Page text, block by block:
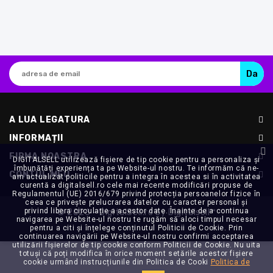
A LUA LEGATURA
INFORMAȚII
FIRMA NOASTRA
CONTUL MEU
© 2026 - DigitalSell.ro by Digitalsell™
DIGITALSELL utilizează fişiere de tip cookie pentru a personaliza și
îmbunătăți experiența ta pe Website-ul nostru. Te informăm că ne-
am actualizat politicile pentru a integra în acestea si în activitatea
curentă a digitalsell.ro cele mai recente modificări propuse de
Regulamentul (UE) 2016/679 privind protecția persoanelor fizice în
ceea ce privește prelucrarea datelor cu caracter personal și
privind libera circulație a acestor date. Înainte de a continua
navigarea pe Website-ul nostru te rugăm să aloci timpul necesar
pentru a citi și înțelege conținutul Politicii de Cookie. Prin
continuarea navigării pe Website-ul nostru confirmi acceptarea
utilizării fişierelor de tip cookie conform Politicii de Cookie. Nu uita
totuși că poți modifica în orice moment setările acestor fişiere
cookie urmând instrucțiunile din Politica de Cooki Politica de